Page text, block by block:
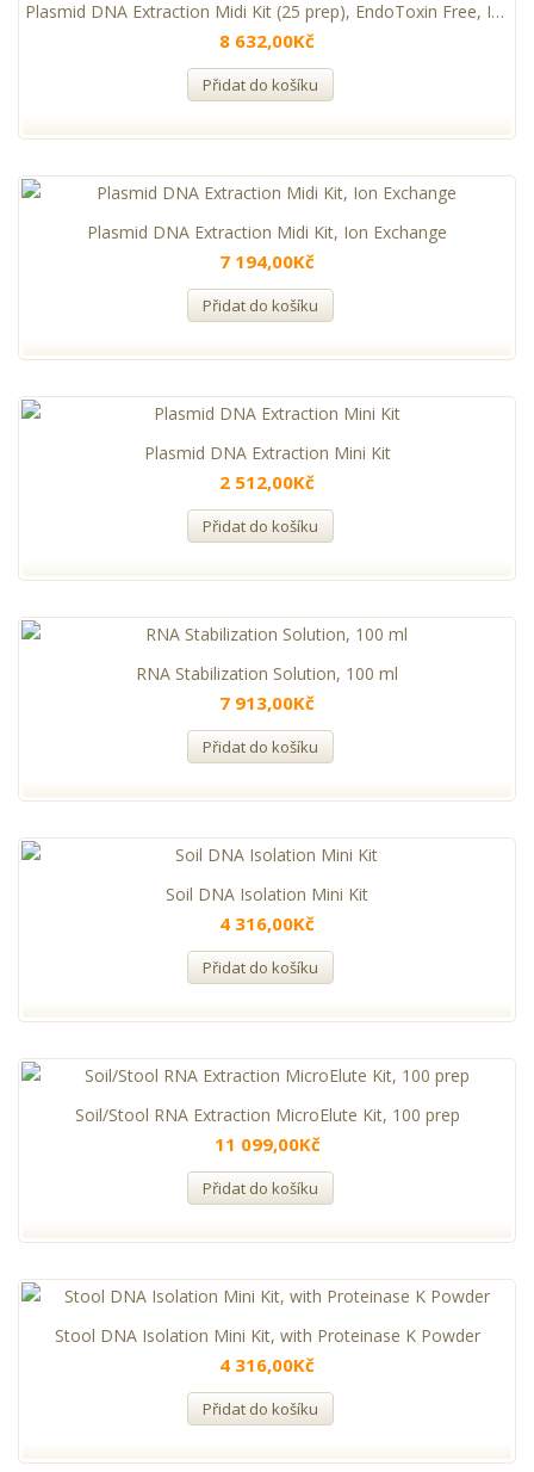
Plasmid DNA Extraction Midi Kit (25 prep), EndoToxin Free, Ion Exchange
8 632,00Kč
Přidat do košíku
Plasmid DNA Extraction Midi Kit, Ion Exchange
7 194,00Kč
Přidat do košíku
Plasmid DNA Extraction Mini Kit
2 512,00Kč
Přidat do košíku
RNA Stabilization Solution, 100 ml
7 913,00Kč
Přidat do košíku
Soil DNA Isolation Mini Kit
4 316,00Kč
Přidat do košíku
Soil/Stool RNA Extraction MicroElute Kit, 100 prep
11 099,00Kč
Přidat do košíku
Stool DNA Isolation Mini Kit, with Proteinase K Powder
4 316,00Kč
Přidat do košíku